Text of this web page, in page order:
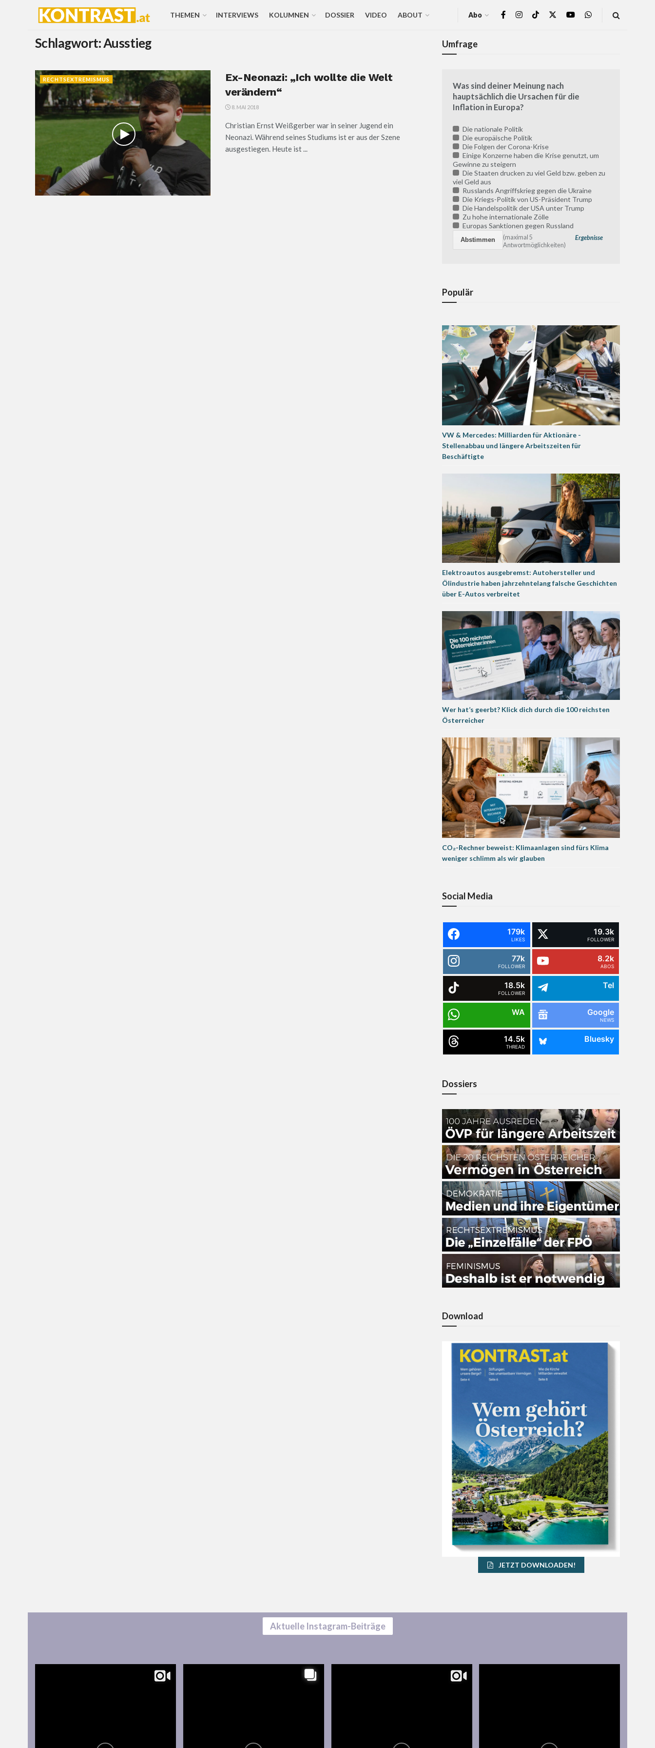
THEMEN INTERVIEWS KOLUMNEN DOSSIER VIDEO ABOUT Abo
Schlagwort:Ausstieg
RECHTSEXTREMISMUS
Ex-Neonazi: „Ich wollte die Welt
verändern“
8. MAI 2018
Christian Ernst Weißgerber war in seiner Jugend ein
Neonazi. Während seines Studiums ist er aus der Szene
ausgestiegen. Heute ist ...
Umfrage
Was sind deiner Meinung nach
hauptsächlich die Ursachen für die
Inflation in Europa?
Die nationale Politik
Die europäische Politik
Die Folgen der Corona-Krise
Einige Konzerne haben die Krise genutzt, um
Gewinne zu steigern
Die Staaten drucken zu viel Geld bzw. geben zu
viel Geld aus
Russlands Angriffskrieg gegen die Ukraine
Die Kriegs-Politik von US-Präsident Trump
Die Handelspolitik der USA unter Trump
Zu hohe internationale Zölle
Europas Sanktionen gegen Russland
Ergebnisse
(maximal 5
Antwortmöglichkeiten)
Populär
VW & Mercedes: Milliarden für Aktionäre -
Stellenabbau und längere Arbeitszeiten für
Beschäftigte
Elektroautos ausgebremst: Autohersteller und
Ölindustrie haben jahrzehntelang falsche Geschichten
über E-Autos verbreitet
Wer hat’s geerbt? Klick dich durch die 100 reichsten
Österreicher
CO₂-Rechner beweist: Klimaanlagen sind fürs Klima
weniger schlimm als wir glauben
Social Media
179k
LIKES
19.3k
FOLLOWER
77k
FOLLOWER
8.2k
ABOS
18.5k
FOLLOWER
Tel
WA Google
NEWS
14.5k
THREAD
Bluesky
Dossiers
Download
JETZT DOWNLOADEN!
Aktuelle Instagram-Beiträge